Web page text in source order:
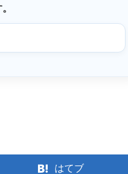
はてブ